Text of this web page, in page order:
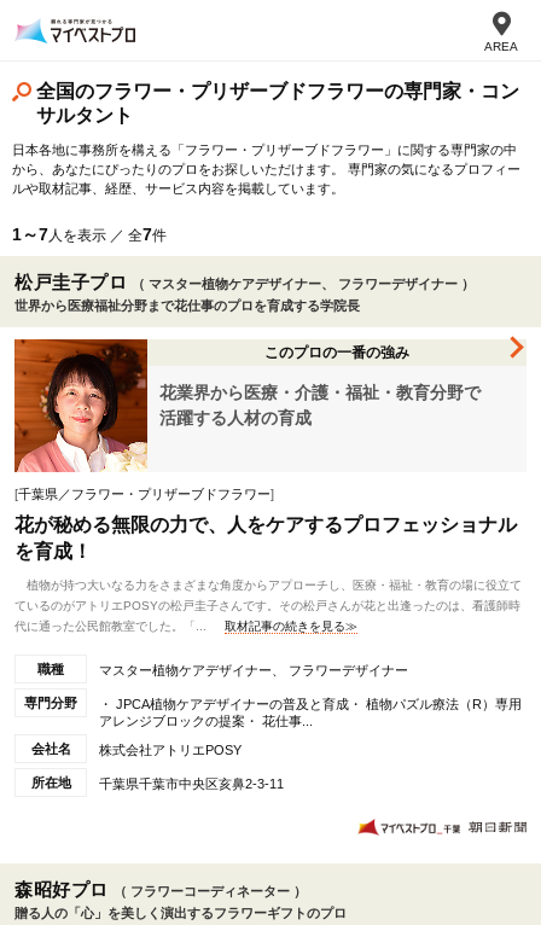
AREA
全国のフラワー・プリザーブドフラワーの専門家・コン
サルタント
日本各地に事務所を構える「フラワー・プリザーブドフラワー」に関する専門家の中
から、あなたにぴったりのプロをお探しいただけます。 専門家の気になるプロフィー
ルや取材記事、経歴、サービス内容を掲載しています。
1～7人を表示 ／ 全7件
松戸圭子プロ
（ マスター植物ケアデザイナー、 フラワーデザイナー ）
世界から医療福祉分野まで花仕事のプロを育成する学院長
このプロの一番の強み
花業界から医療・介護・福祉・教育分野で
活躍する人材の育成
[千葉県／フラワー・プリザーブドフラワー]
花が秘める無限の力で、人をケアするプロフェッショナル
を育成！
植物が持つ大いなる力をさまざまな角度からアプローチし、医療・福祉・教育の場に役立て
ているのがアトリエPOSYの松戸圭子さんです。その松戸さんが花と出逢ったのは、看護師時
代に通った公民館教室でした。「...
取材記事の続きを見る≫
職種 マスター植物ケアデザイナー、 フラワーデザイナー
専門分野
・ JPCA植物ケアデザイナーの普及と育成・ 植物パズル療法（R）専用
アレンジブロックの提案・ 花仕事...
会社名
株式会社アトリエPOSY
所在地 千葉県千葉市中央区亥鼻2-3-11
森昭好プロ
（ フラワーコーディネーター ）
贈る人の「心」を美しく演出するフラワーギフトのプロ